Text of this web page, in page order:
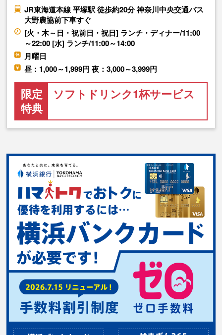
JR東海道本線 平塚駅 徒歩約20分 神奈川中央交通バス
大野農協前下車すぐ
[火・木～日・祝前日・祝日] ランチ・ディナー/11:00
～22:00 [水] ランチ/11:00～14:00
月曜日
昼：1,000～1,999円 夜：3,000～3,999円
限定
特典
ソフトドリンク1杯サービス